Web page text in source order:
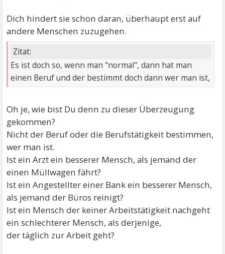
Dich hindert sie schon daran, überhaupt erst auf
andere Menschen zuzugehen.
Zitat:
Es ist doch so, wenn man "normal", dann hat man
einen Beruf und der bestimmt doch dann wer man ist,
Oh je, wie bist Du denn zu dieser Überzeugung
gekommen?
Nicht der Beruf oder die Berufstätigkeit bestimmen,
wer man ist.
Ist ein Arzt ein besserer Mensch, als jemand der
einen Müllwagen fährt?
Ist ein Angestellter einer Bank ein besserer Mensch,
als jemand der Büros reinigt?
Ist ein Mensch der keiner Arbeitstätigkeit nachgeht
ein schlechterer Mensch, als derjenige,
der täglich zur Arbeit geht?